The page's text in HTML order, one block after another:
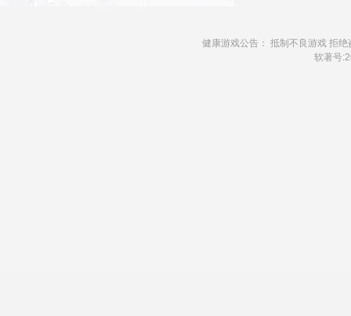
健康游戏公告： 抵制不良游戏 拒
软著号